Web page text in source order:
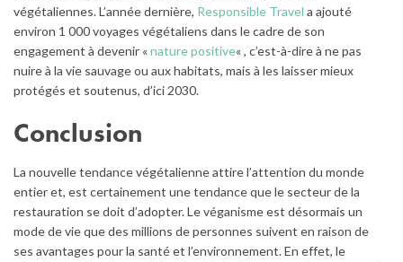
végétaliennes. L’année dernière, Responsible Travel a ajouté
environ 1 000 voyages végétaliens dans le cadre de son
engagement à devenir «nature positive« , c’est-à-dire à ne pas
nuire à la vie sauvage ou aux habitats, mais à les laisser mieux
protégés et soutenus, d’ici 2030.
Conclusion
La nouvelle tendance végétalienne attire l’attention du monde
entier et, est certainement une tendance que le secteur de la
restauration se doit d’adopter. Le véganisme est désormais un
mode de vie que des millions de personnes suivent en raison de
ses avantages pour la santé et l’environnement. En effet, le